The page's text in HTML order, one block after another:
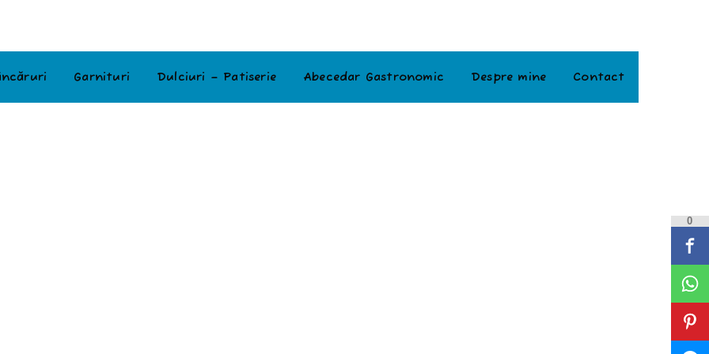
Garnituri Dulciuri – Patiserie Abecedar Gastronomic Despre mine Contact
0